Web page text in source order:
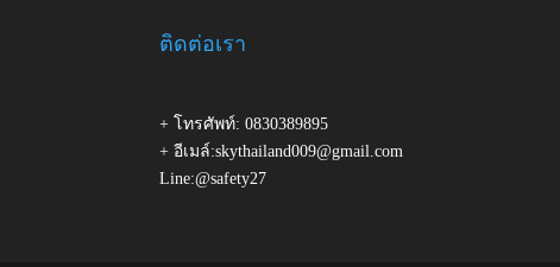
ติดต่อเรา
+ โทรศัพท์: 0830389895
+ อีเมล์:skythailand009@gmail.com
Line:@safety27